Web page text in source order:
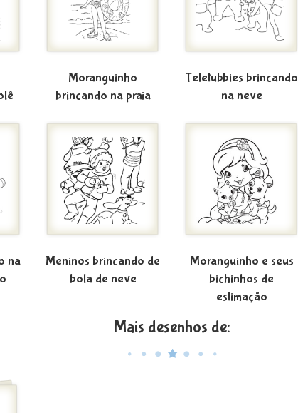
Moranguinho
brincando na praia
Teletubbies brincando
na neve
na
Meninos brincando de
bola de neve
Moranguinho e seus
bichinhos de
estimação
Mais desenhos de: